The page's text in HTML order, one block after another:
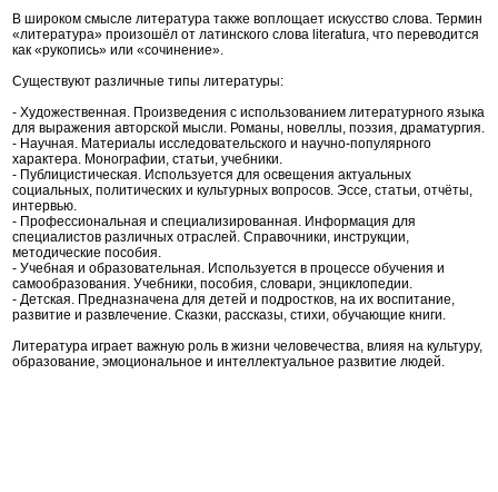
В широком смысле литература также воплощает искусство слова. Термин
«литература» произошёл от латинского слова literatura, что переводится
как «рукопись» или «сочинение».
Существуют различные типы литературы:
- Художественная. Произведения с использованием литературного языка
для выражения авторской мысли. Романы, новеллы, поэзия, драматургия.
- Научная. Материалы исследовательского и научно-популярного
характера. Монографии, статьи, учебники.
- Публицистическая. Используется для освещения актуальных
социальных, политических и культурных вопросов. Эссе, статьи, отчёты,
интервью.
- Профессиональная и специализированная. Информация для
специалистов различных отраслей. Справочники, инструкции,
методические пособия.
- Учебная и образовательная. Используется в процессе обучения и
самообразования. Учебники, пособия, словари, энциклопедии.
- Детская. Предназначена для детей и подростков, на их воспитание,
развитие и развлечение. Сказки, рассказы, стихи, обучающие книги.
Литература играет важную роль в жизни человечества, влияя на культуру,
образование, эмоциональное и интеллектуальное развитие людей.